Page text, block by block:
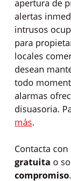
apertura de
alertas
intrusos
para
locales
desean
todo
alarmas
disuasoria.
más.
Contacta
gratuita o
compromiso